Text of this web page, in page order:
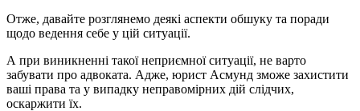
Отже, давайте розглянемо деякі аспекти обшуку та поради
щодо ведення себе у цій ситуації.
А при виникненні такої неприємної ситуації, не варто
забувати про адвоката. Адже, юрист Асмунд зможе захистити
ваші права та у випадку неправомірних дій слідчих,
оскаржити їх.